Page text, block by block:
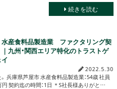
続きを読む
産食料品製造業 ファクタリング契
九州・関西エリア特化のトラストゲ
イ
2022.5.30
兵庫県芦屋市 水産食料品製造業：54歳 社員
円 契約迄の時間：1日 ＊S社長様ありがと…